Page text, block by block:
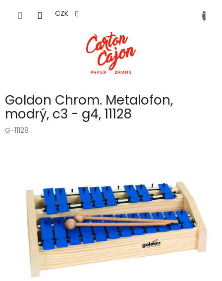
CZK
Goldon Chrom. Metalofon,
modrý, c3 - g4, 11128
G-11128